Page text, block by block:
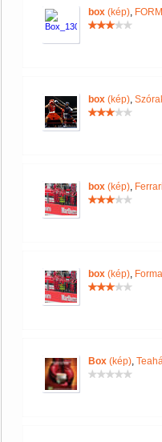
box (kép),
box (kép),
box (kép),
box (kép),
Box (kép),